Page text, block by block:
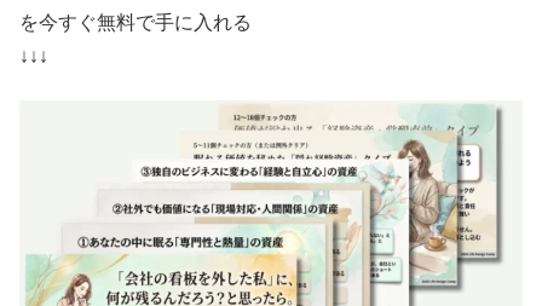
を今すぐ無料で手に入れる
↓↓↓